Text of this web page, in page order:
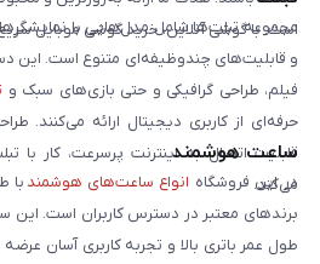
است. با گوشی آنلاین، خرید گوشی موبایل
مجموعه تبلت‌ها شامل مدل‌هایی با
و قابلیت‌های چندوظیفه‌ای متنوع است. این
فیلم، طراحی گرافیکی و حتی بازی‌های سبک و
حرفه‌ای از کاربری دیجیتال ارائه می‌کنند.
قابلیت اتصال به اینترنت پرسرعت، کار
می‌کند.
ساعت هوشمند
در این فروشگاه انواع ساعت‌های هوشمند با
برندهای معتبر در دسترس کاربران است. این
طول عمر باتری بالا و تجربه کاربری آسان